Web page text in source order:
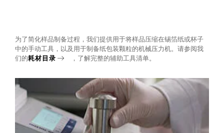
为了简化样品制备过程，我们提供用于将样品压缩在锡箔纸或杯子
中的手动工具，以及用于制备纸包装颗粒的机械压力机。请参阅我
们的耗材目录 ，了解完整的辅助工具清单。